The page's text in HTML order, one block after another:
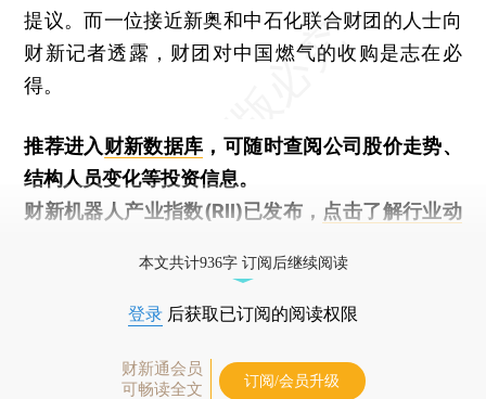
提议。而一位接近新奥和中石化联合财团的人士向
财新记者透露，财团对中国燃气的收购是志在必
得。
推荐进入财新数据库 ，可随时查阅公司股价走势、
结构人员变化等投资信息。
财新机器人产业指数(RII)已发布， 点击了解行业动
本文共计936字 订阅后继续阅读
登录 后获取已订阅的阅读权限
财新通会员
可畅读全文
订阅/会员升级